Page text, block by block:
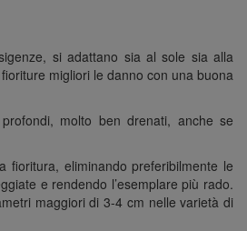
si adattano sia al sole sia alla
migliori le danno con una buona
molto ben drenati, anche se
fioritura, eliminando preferibilmente le
e rendendo l’esemplare più rado.
maggiori di 3-4 cm nelle varietà di